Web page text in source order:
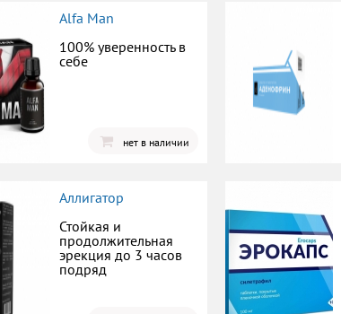
Alfa Man
100% уверенность в
себе
нет в наличии
Аллигатор
Стойкая и
продолжительная
эрекция до 3 часов
подряд